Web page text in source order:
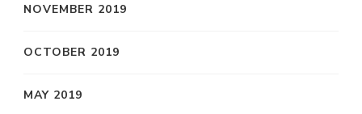
NOVEMBER 2019
OCTOBER 2019
MAY 2019